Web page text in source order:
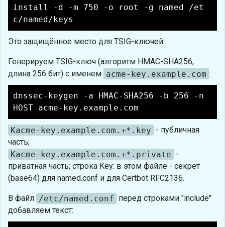
install -d -m 750 -o root -g named /et
c/named/keys
Это защищённое место для TSIG-ключей.
Генерируем TSIG-ключ (алгоритм HMAC-SHA256,
длина 256 бит) с именем acme-key.example.com :
dnssec-keygen -a HMAC-SHA256 -b 256 -n
HOST acme-key.example.com
Kacme-key.example.com.+*.key - публичная
часть;
Kacme-key.example.com.+*.private -
приватная часть; строка Key: в этом файле - секрет
(base64) для named.conf и для Certbot RFC2136.
В файл /etc/named.conf перед строками "include"
добавляем текст: